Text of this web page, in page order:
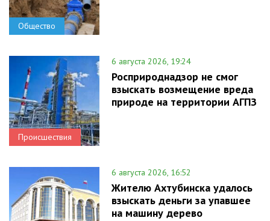
Общество
Происшествия
6 августа 2026, 19:24
Росприроднадзор не смог
взыскать возмещение вреда
природе на территории АГПЗ
6 августа 2026, 16:52
Жителю Ахтубинска удалось
взыскать деньги за упавшее
на машину дерево